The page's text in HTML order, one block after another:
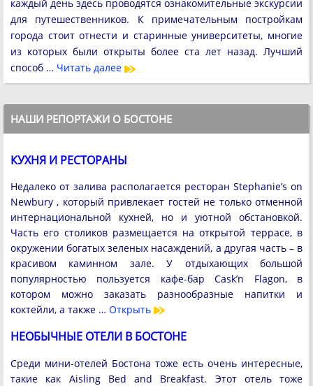
каждый день здесь проводятся ознакомительные экскурсии
для путешественников. К примечательным постройкам
города стоит отнести и старинные университеты, многие
из которых были открыты более ста лет назад. Лучший
способ … Читать далее
НАШИ РЕПОРТАЖИ О БОСТОНЕ
КУХНЯ И РЕСТОРАНЫ
Недалеко от залива располагается ресторан Stephanie’s on
Newbury , который привлекает гостей не только отменной
интернациональной кухней, но и уютной обстановкой.
Часть его столиков размещается на открытой террасе, в
окружении богатых зеленых насаждений, а другая часть – в
красивом каминном зале. У отдыхающих большой
популярностью пользуется кафе-бар Cask’n Flagon, в
котором можно заказать разнообразные напитки и
коктейли, а также … Открыть
НЕОБЫЧНЫЕ ОТЕЛИ В БОСТОНЕ
Среди мини-отелей Бостона тоже есть очень интересные,
такие как Aisling Bed and Breakfast. Этот отель тоже